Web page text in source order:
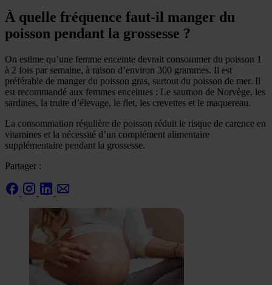
À quelle fréquence faut-il manger du
poisson pendant la grossesse ?
On estime qu’une femme enceinte devrait consommer du poisson 1
à 2 fois par semaine, à raison d’environ 300 grammes. Il est
préférable de manger du poisson gras, surtout du poisson de mer. Il
est recommandé aux femmes enceintes : Le saumon de Norvège, les
sardines, la truite d’élevage, le flet, les crevettes et le maquereau.
La consommation régulière de poisson réduit le risque de carence en
vitamines et la nécessité d’un complément alimentaire
supplémentaire pendant la grossesse.
Partager :